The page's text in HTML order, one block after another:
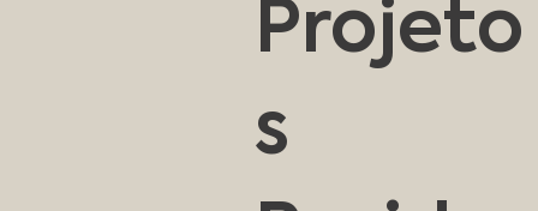
Projeto
s